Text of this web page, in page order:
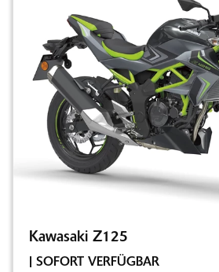
Kawasaki Z125
| SOFORT VERFÜGBAR